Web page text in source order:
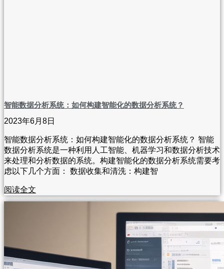
智能数据分析系统：如何构建智能化的数据分析系统？
2023年6月8日
智能数据分析系统：如何构建智能化的数据分析系统？ 智能
数据分析系统是一种利用人工智能、机器学习和数据分析技术
来处理和分析数据的系统。构建智能化的数据分析系统需要考
虑以下几个方面： 数据收集和清洗：构建智
阅读全文